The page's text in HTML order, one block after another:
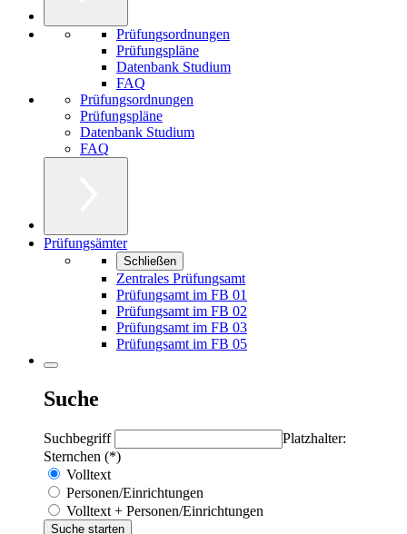
Prüfungsordnungen
Prüfungspläne
Datenbank Studium
FAQ
Prüfungsordnungen
Prüfungspläne
Datenbank Studium
FAQ
Prüfungsämter
Schließen
Zentrales Prüfungsamt
Prüfungsamt im FB 01
Prüfungsamt im FB 02
Prüfungsamt im FB 03
Prüfungsamt im FB 05
Suche
Suchbegriff
Platzhalter:
Sternchen (*)
Volltext
Personen/Einrichtungen
Volltext + Personen/Einrichtungen